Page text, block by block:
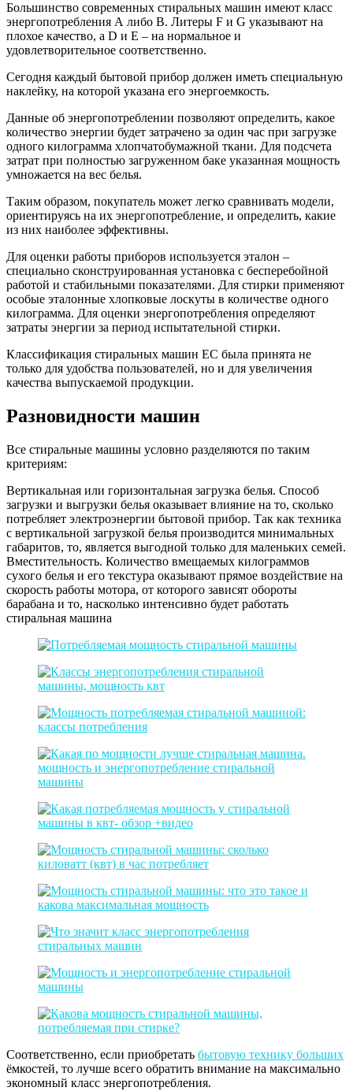
Большинство современных стиральных машин имеют класс
энергопотребления А либо В. Литеры F и G указывают на
плохое качество, а D и Е – на нормальное и
удовлетворительное соответственно.
Сегодня каждый бытовой прибор должен иметь специальную
наклейку, на которой указана его энергоемкость.
Данные об энергопотреблении позволяют определить, какое
количество энергии будет затрачено за один час при загрузке
одного килограмма хлопчатобумажной ткани. Для подсчета
затрат при полностью загруженном баке указанная мощность
умножается на вес белья.
Таким образом, покупатель может легко сравнивать модели,
ориентируясь на их энергопотребление, и определить, какие
из них наиболее эффективны.
Для оценки работы приборов используется эталон –
специально сконструированная установка с бесперебойной
работой и стабильными показателями. Для стирки применяют
особые эталонные хлопковые лоскуты в количестве одного
килограмма. Для оценки энергопотребления определяют
затраты энергии за период испытательной стирки.
Классификация стиральных машин ЕС была принята не
только для удобства пользователей, но и для увеличения
качества выпускаемой продукции.
Разновидности машин
Все стиральные машины условно разделяются по таким
критериям:
Вертикальная или горизонтальная загрузка белья. Способ
загрузки и выгрузки белья оказывает влияние на то, сколько
потребляет электроэнергии бытовой прибор. Так как техника
с вертикальной загрузкой белья производится минимальных
габаритов, то, является выгодной только для маленьких семей.
Вместительность. Количество вмещаемых килограммов
сухого белья и его текстура оказывают прямое воздействие на
скорость работы мотора, от которого зависят обороты
барабана и то, насколько интенсивно будет работать
стиральная машина
Соответственно, если приобретать бытовую технику больших
ёмкостей, то лучше всего обратить внимание на максимально
экономный класс энергопотребления.